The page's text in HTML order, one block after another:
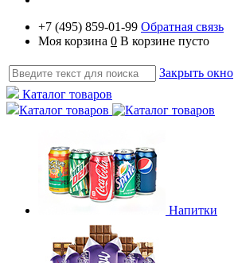
+7 (495) 859-01-99 Обратная связь
Моя корзина 0 В корзине пусто
Закрыть окно
Каталог товаров
Каталог товаров
Напитки